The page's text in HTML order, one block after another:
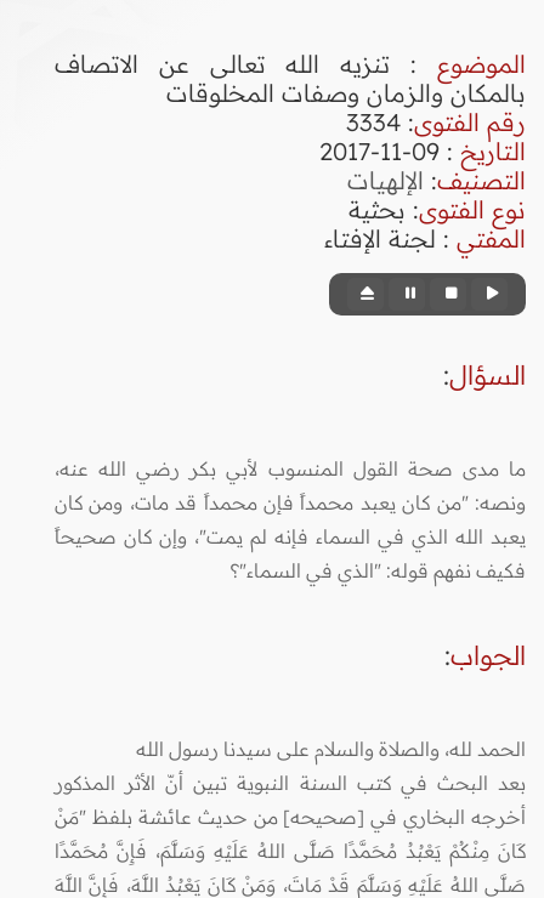
الموضوع : تنزيه الله تعالى عن الاتصاف
بالمكان والزمان وصفات المخلوقات
رقم الفتوى:
3334
التاريخ : 09-11-2017
التصنيف: الإلهيات
نوع الفتوى: بحثية
المفتي : لجنة الإفتاء
السؤال:
ما مدى صحة القول المنسوب لأبي بكر رضي الله عنه،
ونصه: "من كان يعبد محمداً فإن محمداً قد مات، ومن كان
يعبد الله الذي في السماء فإنه لم يمت"، وإن كان صحيحاً
فكيف نفهم قوله: "الذي في السماء"؟
الجواب:
الحمد لله، والصلاة والسلام على سيدنا رسول الله
بعد البحث في كتب السنة النبوية تبين أنّ الأثر المذكور
أخرجه البخاري في [صحيحه] من حديث عائشة بلفظ "مَنْ
كَانَ مِنْكُمْ يَعْبُدُ مُحَمَّدًا صَلَّى اللهُ عَلَيْهِ وَسَلَّمَ، فَإِنَّ مُحَمَّدًا
صَلَّى اللهُ عَلَيْهِ وَسَلَّمَ قَدْ مَاتَ، وَمَنْ كَانَ يَعْبُدُ اللَّهَ، فَإِنَّ اللَّهَ